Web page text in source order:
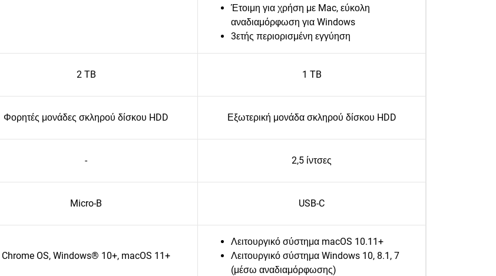
Έτοιμη για χρήση με Mac, εύκολη
αναδιαμόρφωση για Windows
3ετής περιορισμένη εγγύηση
2 TB 1 TB
Φορητές μονάδες σκληρού δίσκου HDD Εξωτερική μονάδα σκληρού δίσκου HDD
- 2,5 ίντσες
Micro-B USB-C
Chrome OS, Windows® 10+, macOS 11+
Λειτουργικό σύστημα macOS 10.11+
Λειτουργικό σύστημα Windows 10, 8.1, 7
(μέσω αναδιαμόρφωσης)